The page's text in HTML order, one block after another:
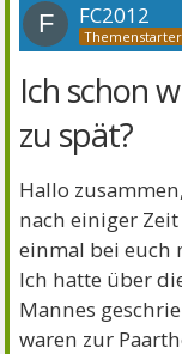
F FC2012
Ich schon
zu spät?
Hallo zusammen,
nach einiger
einmal bei euch
Ich hatte über
Mannes
waren zur